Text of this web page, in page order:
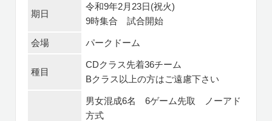
期日
令和9年2月23日(祝火)
9時集合 試合開始
会場 パークドーム
種目
CDクラス先着36チーム
Bクラス以上の方はご遠慮下さい
男女混成6名 6ゲーム先取 ノーアド
方式